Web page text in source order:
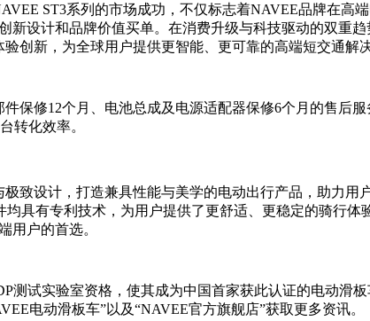
ST3系列的市场成功，不仅标志着NAVEE品牌在高
设计和品牌价值买单。在消费升级与科技驱动的双重
创新，为全球用户提供更智能、更可靠的高端短交通解
保修12个月、电池总成及电源适配器保修6个月的售后
转化效率。
致设计，打造兼具性能与美学的电动出行产品，助力用
具有专利技术，为用户提供了更舒适、更稳定的骑行
用户的首选。
测试实验室资格，使其成为中国首家获此认证的电动滑
电动滑板车”以及“NAVEE官方旗舰店”获取更多资讯。